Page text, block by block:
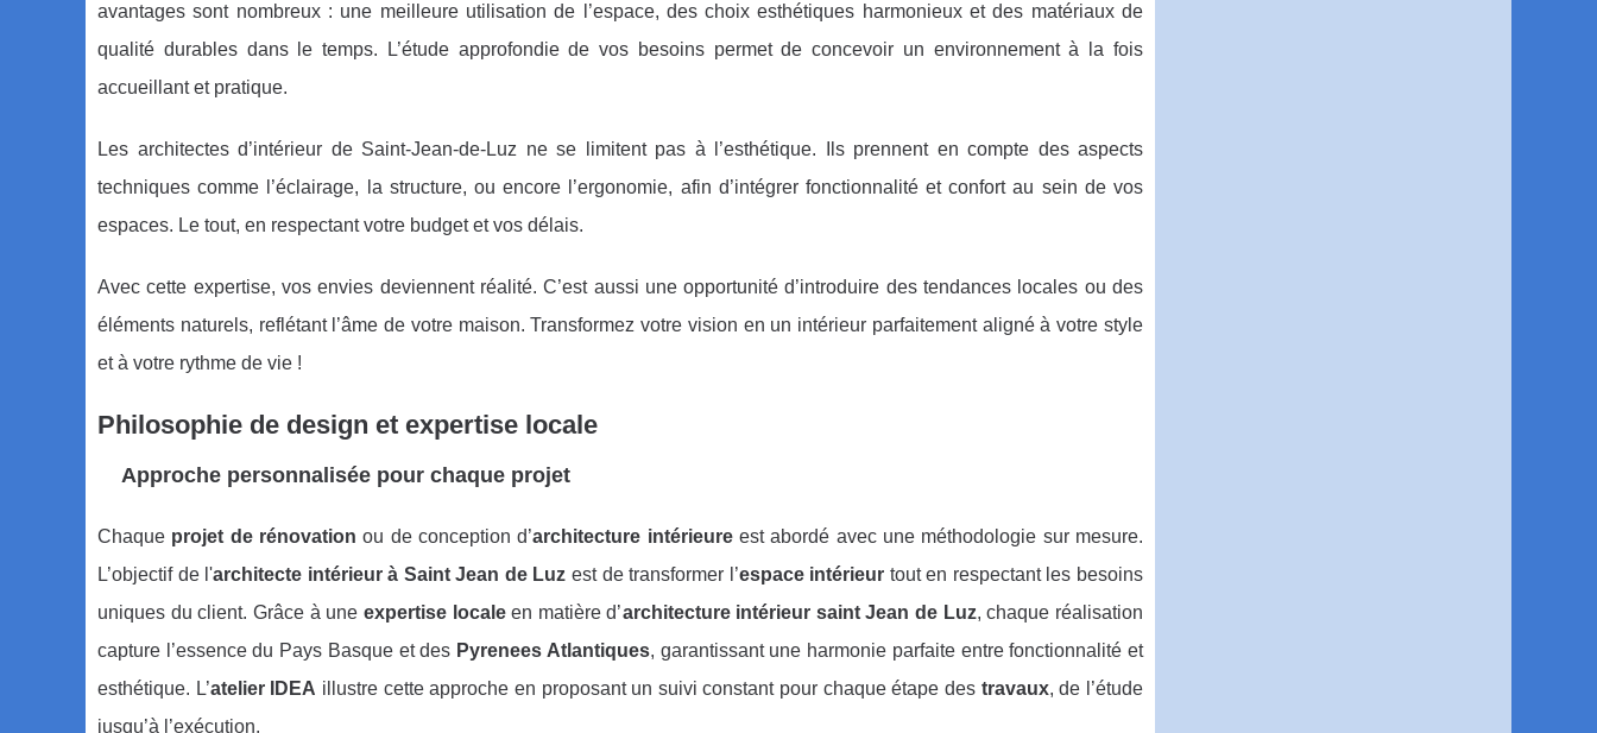
avantages sont nombreux : une meilleure utilisation de l’espace, des choix esthétiques harmonieux et des matériaux de
qualité durables dans le temps. L’étude approfondie de vos besoins permet de concevoir un environnement à la fois
accueillant et pratique.
Les architectes d’intérieur de Saint-Jean-de-Luz ne se limitent pas à l’esthétique. Ils prennent en compte des aspects
techniques comme l’éclairage, la structure, ou encore l’ergonomie, afin d’intégrer fonctionnalité et confort au sein de vos
espaces. Le tout, en respectant votre budget et vos délais.
Avec cette expertise, vos envies deviennent réalité. C’est aussi une opportunité d’introduire des tendances locales ou des
éléments naturels, reflétant l’âme de votre maison. Transformez votre vision en un intérieur parfaitement aligné à votre style
et à votre rythme de vie !
Philosophie de design et expertise locale
Approche personnalisée pour chaque projet
Chaque projet de rénovation ou de conception d’architecture intérieureest abordé avec une méthodologie sur mesure.
L’objectif de l'architecte intérieur à Saint Jean de Luz est de transformer l’espace intérieur tout en respectant les besoins
uniques du client. Grâce à une expertise localeen matière d’architecture intérieur saint Jean de Luz, chaque réalisation
capture l’essence du Pays Basque et des Pyrenees Atlantiques, garantissant une harmonie parfaite entre fonctionnalité et
esthétique. L’atelier IDEA illustre cette approche en proposant un suivi constant pour chaque étape des travaux, de l’étude
jusqu’à l’exécution.